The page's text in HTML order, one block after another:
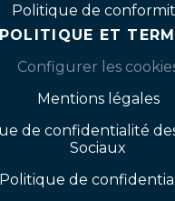
Politique de
POLITIQUE ET
Configurer les
Mentions légales
de confidentialité
Sociaux
Politique de